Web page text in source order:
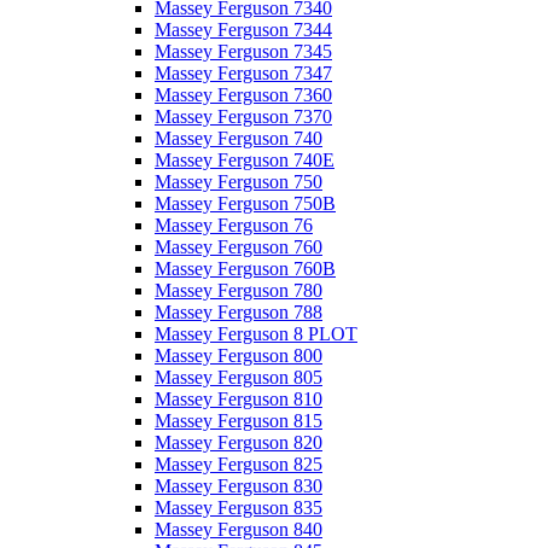
Massey Ferguson 7340
Massey Ferguson 7344
Massey Ferguson 7345
Massey Ferguson 7347
Massey Ferguson 7360
Massey Ferguson 7370
Massey Ferguson 740
Massey Ferguson 740E
Massey Ferguson 750
Massey Ferguson 750B
Massey Ferguson 76
Massey Ferguson 760
Massey Ferguson 760B
Massey Ferguson 780
Massey Ferguson 788
Massey Ferguson 8 PLOT
Massey Ferguson 800
Massey Ferguson 805
Massey Ferguson 810
Massey Ferguson 815
Massey Ferguson 820
Massey Ferguson 825
Massey Ferguson 830
Massey Ferguson 835
Massey Ferguson 840